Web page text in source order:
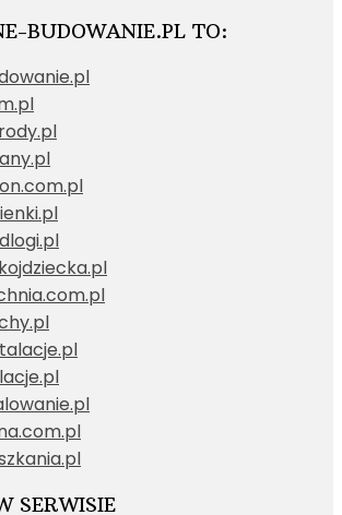
BUDOWANIE.PL TO:
SERWISIE